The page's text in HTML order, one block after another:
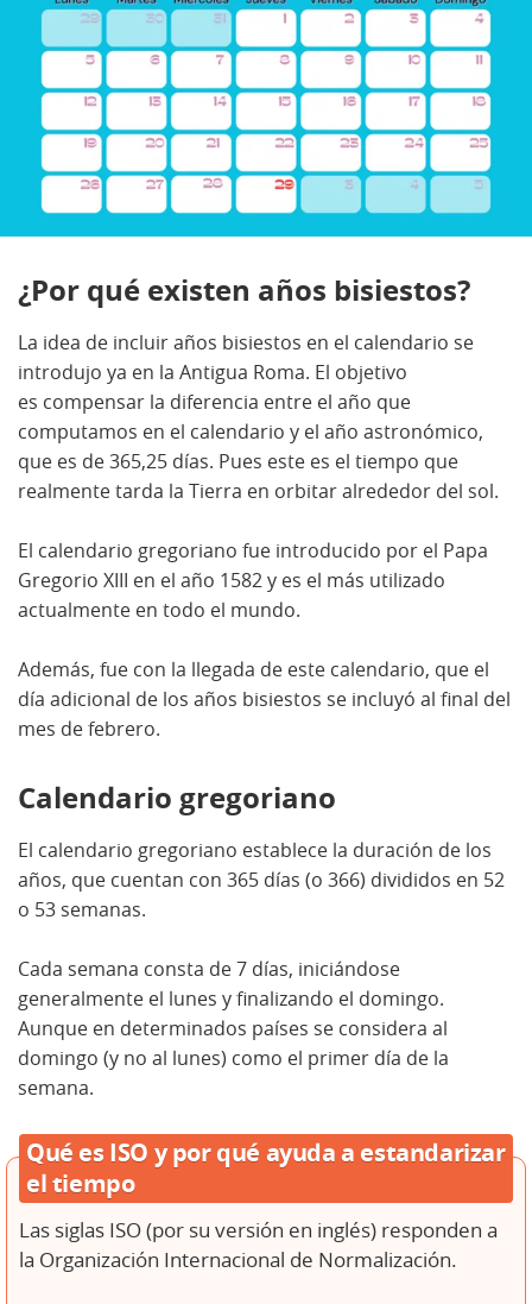
¿Por qué existen años bisiestos?
La idea de incluir años bisiestos en el calendario se
introdujo ya en la Antigua Roma. El objetivo
es compensar la diferencia entre el año que
computamos en el calendario y el año astronómico,
que es de 365,25 días. Pues este es el tiempo que
realmente tarda la Tierra en orbitar alrededor del sol.
El calendario gregoriano fue introducido por el Papa
Gregorio XIII en el año 1582 y es el más utilizado
actualmente en todo el mundo.
Además, fue con la llegada de este calendario, que el
día adicional de los años bisiestos se incluyó al final del
mes de febrero.
Calendario gregoriano
El calendario gregoriano establece la duración de los
años, que cuentan con 365 días (o 366) divididos en 52
o 53 semanas.
Cada semana consta de 7 días, iniciándose
generalmente el lunes y finalizando el domingo.
Aunque en determinados países se considera al
domingo (y no al lunes) como el primer día de la
semana.
Qué es ISO y por qué ayuda a estandarizar
el tiempo
Las siglas ISO (por su versión en inglés) responden a
la Organización Internacional de Normalización.